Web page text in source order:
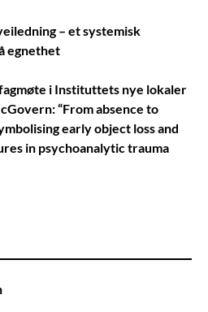
– et systemisk
egnethet
i Instituttets nye lokaler
“From absence to
early object loss and
in psychoanalytic trauma